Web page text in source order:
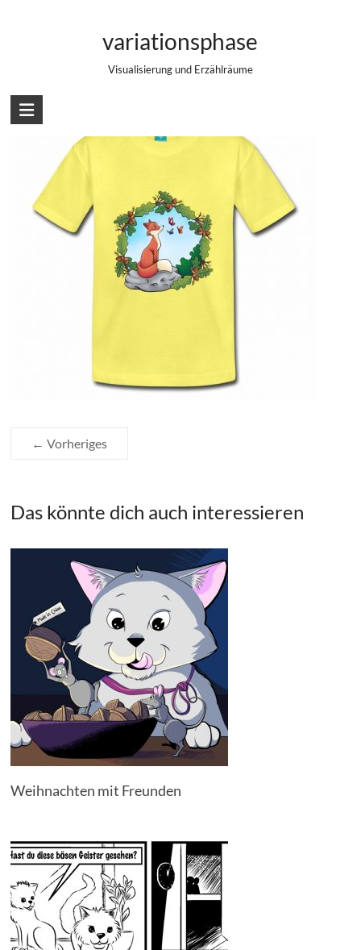
variationsphase
Visualisierung und Erzählräume
Kindershirt mit Fuchs
← Vorheriges
Das könnte dich auch interessieren
Weihnachten mit Freunden